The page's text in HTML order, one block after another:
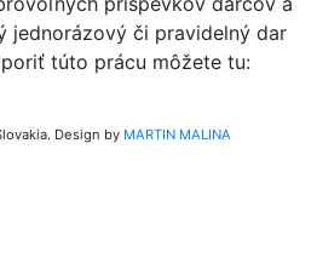
jednorázový či pravidelný dar
túto prácu môžete tu:
Design by MARTIN MALINA